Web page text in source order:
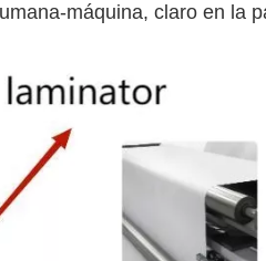
máquina, claro en la